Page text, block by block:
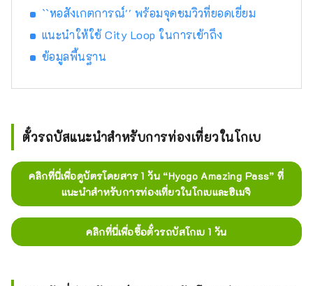
``หอสังเกตการณ์'' พร้อมจุดชมวิวที่ยอดเยี่ยม
แนะนำให้ใช้ City Loop ในการเข้าถึง
ข้อมูลพื้นฐาน
ตั๋วรถบัสแนะนำสำหรับการท่องเที่ยวในโกเบ
คลิกที่นี่เพื่อดูบัตรโดยสาร 1 วัน “Hyogo Amazing Pass” ที่
แนะนำสำหรับการท่องเที่ยวในโกเบและฮิเมจิ
คลิกที่นี่เพื่อซื้อตั๋วรถบัสโกเบ 1 วัน